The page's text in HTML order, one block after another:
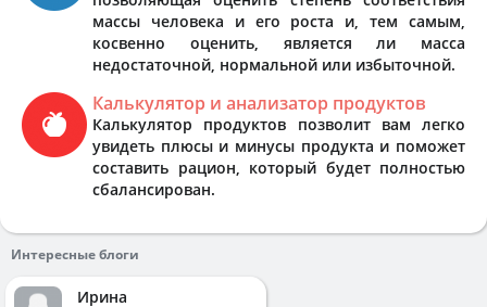
массы человека и его роста и, тем самым,
косвенно оценить, является ли масса
недостаточной, нормальной или избыточной.
Калькулятор и анализатор продуктов
Калькулятор продуктов позволит вам легко
увидеть плюсы и минусы продукта и поможет
составить рацион, который будет полностью
сбалансирован.
Интересные блоги
Ирина